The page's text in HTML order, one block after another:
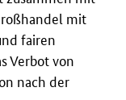
mit
fairen
Verbot von
nach der